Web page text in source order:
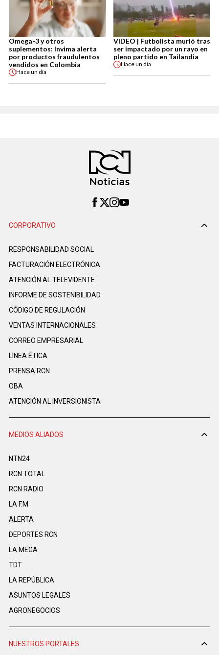
Omega-3 y otros
suplementos: Invima alerta
por productos fraudulentos
vendidos en Colombia
Haceun día
VIDEO | Futbolista murió tras
ser impactado por un rayo en
pleno partido en Tailandia
Haceun día
CORPORATIVO
RESPONSABILIDAD SOCIAL
FACTURACIÓN ELECTRÓNICA
ATENCIÓN AL TELEVIDENTE
INFORME DE SOSTENIBILIDAD
CÓDIGO DE REGULACIÓN
VENTAS INTERNACIONALES
CORREO EMPRESARIAL
LINEA ÉTICA
PRENSA RCN
OBA
ATENCIÓN AL INVERSIONISTA
MEDIOS ALIADOS
NTN24
RCN TOTAL
RCN RADIO
LA F.M.
ALERTA
DEPORTES RCN
LA MEGA
TDT
LA REPÚBLICA
ASUNTOS LEGALES
AGRONEGOCIOS
NUESTROS PORTALES